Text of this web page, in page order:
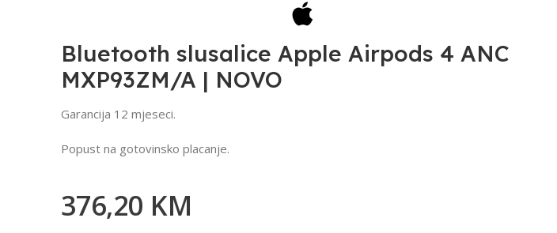
Bluetooth slusalice Apple Airpods 4 ANC
MXP93ZM/A | NOVO
Garancija 12 mjeseci.
Popust na gotovinsko placanje.
376,20 KM